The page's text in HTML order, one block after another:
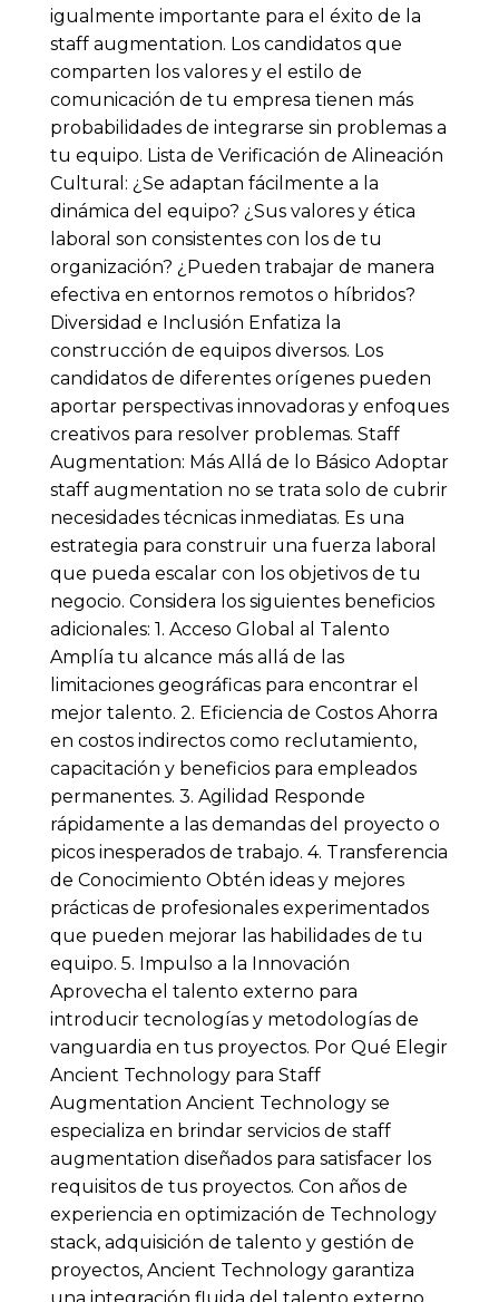
igualmente importante para el éxito de la
staff augmentation. Los candidatos que
comparten los valores y el estilo de
comunicación de tu empresa tienen más
probabilidades de integrarse sin problemas a
tu equipo. Lista de Verificación de Alineación
Cultural: ¿Se adaptan fácilmente a la
dinámica del equipo? ¿Sus valores y ética
laboral son consistentes con los de tu
organización? ¿Pueden trabajar de manera
efectiva en entornos remotos o híbridos?
Diversidad e Inclusión Enfatiza la
construcción de equipos diversos. Los
candidatos de diferentes orígenes pueden
aportar perspectivas innovadoras y enfoques
creativos para resolver problemas. Staff
Augmentation: Más Allá de lo Básico Adoptar
staff augmentation no se trata solo de cubrir
necesidades técnicas inmediatas. Es una
estrategia para construir una fuerza laboral
que pueda escalar con los objetivos de tu
negocio. Considera los siguientes beneficios
adicionales: 1. Acceso Global al Talento
Amplía tu alcance más allá de las
limitaciones geográficas para encontrar el
mejor talento. 2. Eficiencia de Costos Ahorra
en costos indirectos como reclutamiento,
capacitación y beneficios para empleados
permanentes. 3. Agilidad Responde
rápidamente a las demandas del proyecto o
picos inesperados de trabajo. 4. Transferencia
de Conocimiento Obtén ideas y mejores
prácticas de profesionales experimentados
que pueden mejorar las habilidades de tu
equipo. 5. Impulso a la Innovación
Aprovecha el talento externo para
introducir tecnologías y metodologías de
vanguardia en tus proyectos. Por Qué Elegir
Ancient Technology para Staff
Augmentation Ancient Technology se
especializa en brindar servicios de staff
augmentation diseñados para satisfacer los
requisitos de tus proyectos. Con años de
experiencia en optimización de Technology
stack, adquisición de talento y gestión de
proyectos, Ancient Technology garantiza
una integración fluida del talento externo